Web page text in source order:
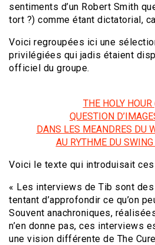
sentiments d’un Robert Smith
tort ?) comme étant dictatorial,
Voici regroupées ici une
privilégiées qui jadis étaient
officiel du groupe.
THE HOLY
QUESTION
DANS LES MEANDRES DU
AU RYTHME DU
Voici le texte qui introduisait
« Les interviews de Tib sont
tentant d’approfondir ce qu’on
Souvent anachroniques,
n’en donne pas, ces interviews
une vision différente de The